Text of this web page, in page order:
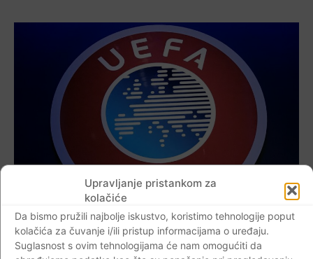
Upravljanje pristankom za
kolačiće
Da bismo pružili najbolje iskustvo, koristimo tehnologije poput
kolačića za čuvanje i/ili pristup informacijama o uređaju.
Suglasnost s ovim tehnologijama će nam omogućiti da
AKTUALNO
Europski savezi prijete napuštanjem FIFA-e.